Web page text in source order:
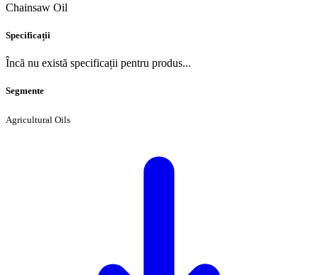
Chainsaw Oil
Specificații
Încă nu există specificații pentru produs...
Segmente
Agricultural Oils